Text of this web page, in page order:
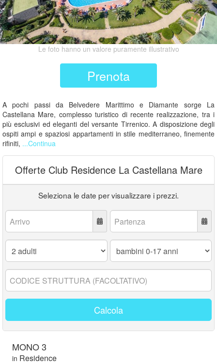
Le foto hanno un valore puramente illustrativo
Prenota
A pochi passi da Belvedere Marittimo e Diamante sorge La
Castellana Mare, complesso turistico di recente realizzazione, tra i
più esclusivi ed eleganti del versante Tirrenico. A disposizione degli
ospiti ampi e spaziosi appartamenti in stile mediterraneo, finemente
rifiniti, ...Continua
Offerte Club Residence La Castellana Mare
Seleziona le date per visualizzare i prezzi.
Arrivo: Partenza:
Adulti:
Bambini
17
Codice
struttura:
Calcola
MONO 3
in Residence